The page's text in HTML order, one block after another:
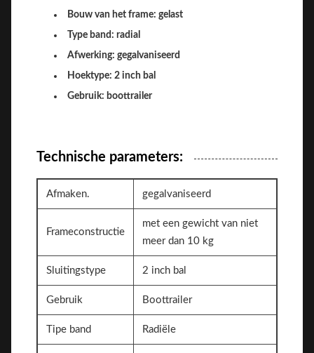
Bouw van het frame: gelast
Type band: radial
Afwerking: gegalvaniseerd
Hoektype: 2 inch bal
Gebruik: boottrailer
Technische parameters:
Afmaken. gegalvaniseerd
Frameconstructie
met een gewicht van niet
meer dan 10 kg
Sluitingstype 2 inch bal
Gebruik Boottrailer
Tipe band Radiële